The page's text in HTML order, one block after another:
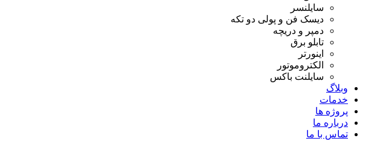
سایلنسر
دیسک فن و پولی دو تکه
دمپر و دریچه
تابلو برق
اینورتر
الکتروموتور
سایلنت باکس
وبلاگ
خدمات
پروژه ها
درباره ما
تماس با ما